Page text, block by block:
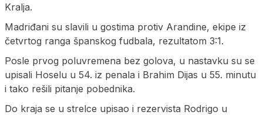
Kralja.
Madriđani su slavili u gostima protiv Arandine, ekipe iz
četvrtog ranga španskog fudbala, rezultatom 3:1.
Posle prvog poluvremena bez golova, u nastavku su se
upisali Hoselu u 54. iz penala i Brahim Dijas u 55. minutu
i tako rešili pitanje pobednika.
Do kraja se u strelce upisao i rezervista Rodrigo u